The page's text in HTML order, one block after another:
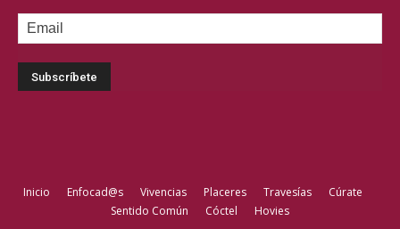
Inicio Enfocad@s Vivencias Placeres Travesías
Cúrate
Sentido Común
Cóctel Hovies